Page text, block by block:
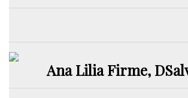
Ana Lilia Firme,